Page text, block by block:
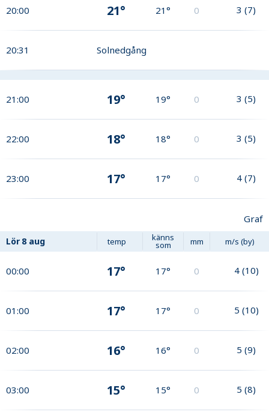
20:00 21° 21° 0 3 (7)
20:31 Solnedgång
21:00 19° 19° 0 3 (5)
22:00 18° 18° 0 3 (5)
23:00 17° 17° 0 4 (7)
Graf
Lör 8 aug temp känns
som mm m/s (by)
00:00 17° 17° 0 4 (10)
01:00 17° 17° 0 5 (10)
02:00 16° 16° 0 5 (9)
03:00 15° 15° 0 5 (8)